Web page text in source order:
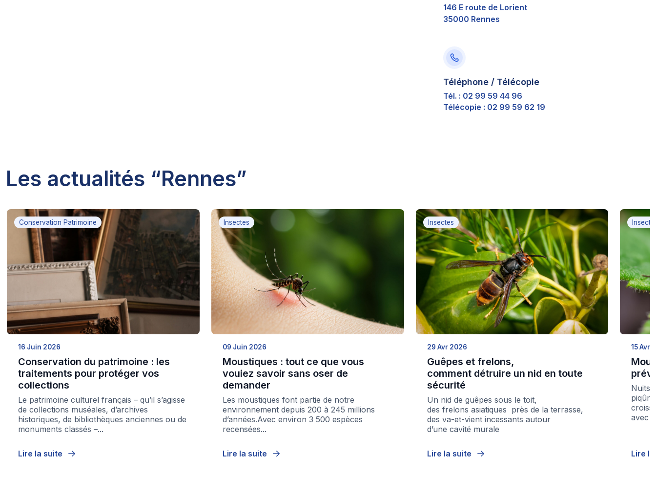
146 E route de Lorient
35000 Rennes
Téléphone / Télécopie
Tél. : 02 99 59 44 96
Télécopie : 02 99 59 62 19
Les actualités “Rennes”
Conservation Patrimoine
16 Juin 2026
Conservation du patrimoine : les
traitements pour protéger vos
collections
Le patrimoine culturel français – qu’il s’agisse
de collections muséales, d’archives
historiques, de bibliothèques anciennes ou de
monuments classés –...
Lire la suite
Insectes
09 Juin 2026
Moustiques : tout ce que vous
vouiez savoir sans oser de
demander
Les moustiques font partie de notre
environnement depuis 200 à 245 millions
d’années.Avec environ 3 500 espèces
recensées...
Lire la suite
Insectes
29 Avr 2026
Guêpes et frelons,
comment détruire un nid en toute
sécurité
Un nid de guêpes sous le toit,
des frelons asiatiques près de la terrasse,
des va-et-vient incessants autour
d’une cavité murale
Lire la suite
15 Avr
Nuits
avec
Lire